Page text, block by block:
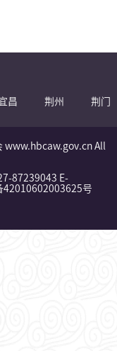
昌 荆州 荆门
All
87239043 E-
42010602003625号